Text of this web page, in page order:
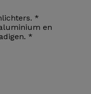
*
en
*